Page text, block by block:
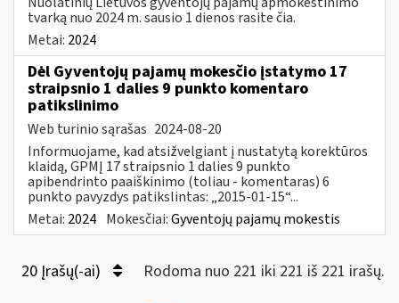
tvarką nuo 2024 m. sausio 1 dienos rasite čia.
Metai: 2024
Dėl Gyventojų pajamų mokesčio įstatymo 17
straipsnio 1 dalies 9 punkto komentaro
patikslinimo
Web turinio sąrašas 2024-08-20
Informuojame, kad atsižvelgiant į nustatytą korektūros
klaidą, GPMĮ 17 straipsnio 1 dalies 9 punkto
apibendrinto paaiškinimo (toliau - komentaras) 6
punkto pavyzdys patikslintas: „2015-01-15“...
Metai: 2024 Mokesčiai:Gyventojų pajamų mokestis
20 Įrašų(-ai) Rodoma nuo 221 iki 221 iš 221 irašų.